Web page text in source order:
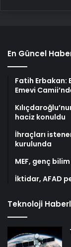
En Güncel
Fatih Erbakan:
Emevi
haciz konuldu
İhraçları
kurulunda
MEF, genç
İktidar, AFAD
Teknoloji